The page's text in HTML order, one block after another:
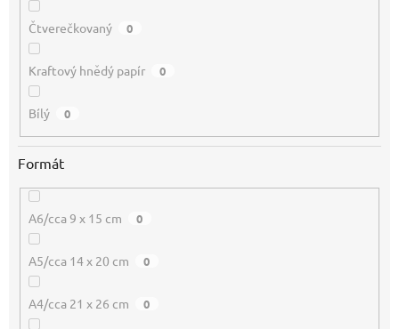
Čtverečkovaný 0
Kraftový hnědý papír 0
Bílý 0
Formát
A6/cca 9 x 15 cm 0
A5/cca 14 x 20 cm 0
A4/cca 21 x 26 cm 0